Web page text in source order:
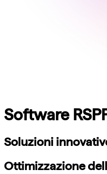
Software
Soluzioni
Ottimizzazione